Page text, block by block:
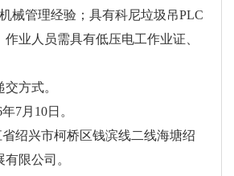
械管理经验；具有科尼垃圾吊PLC
业人员需具有低压电工作业证、
方式。
7月10日。
绍兴市柯桥区钱滨线二线海塘绍
限公司。